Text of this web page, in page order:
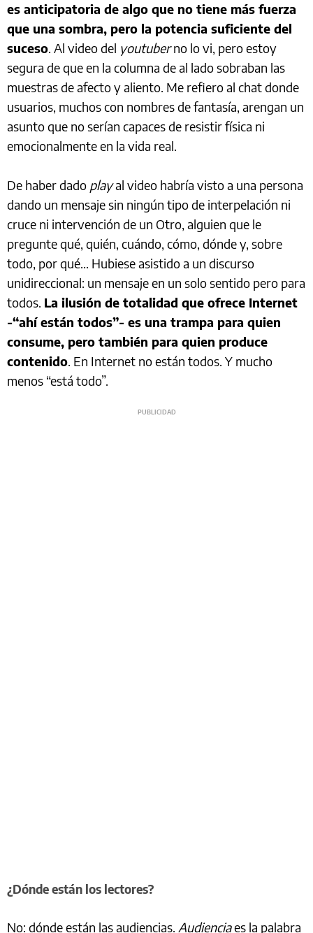
es anticipatoria de algo que no tiene más fuerza
que una sombra, pero la potencia suficiente del
suceso. Al video del youtuberno lo vi, pero estoy
segura de que en la columna de al lado sobraban las
muestras de afecto y aliento. Me refiero al chat donde
usuarios, muchos con nombres de fantasía, arengan un
asunto que no serían capaces de resistir física ni
emocionalmente en la vida real.
De haber dado playal video habría visto a una persona
dando un mensaje sin ningún tipo de interpelación ni
cruce ni intervención de un Otro, alguien que le
pregunte qué, quién, cuándo, cómo, dónde y, sobre
todo, por qué... Hubiese asistido a un discurso
unidireccional: un mensaje en un solo sentido pero para
todos. La ilusión de totalidad que ofrece Internet
-“ahí están todos”- es una trampa para quien
consume, pero también para quien produce
contenido. En Internet no están todos. Y mucho
menos “está todo”.
¿Dónde están los lectores?
No: dónde están las audiencias. Audienciaes la palabra